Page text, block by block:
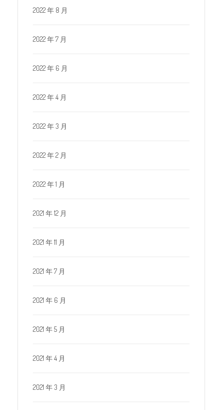
2022 年 8 月
2022 年 7 月
2022 年 6 月
2022 年 4 月
2022 年 3 月
2022 年 2 月
2022 年 1 月
2021 年 12 月
2021 年 11 月
2021 年 7 月
2021 年 6 月
2021 年 5 月
2021 年 4 月
2021 年 3 月